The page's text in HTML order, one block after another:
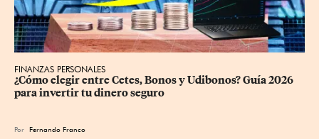
FINANZAS PERSONALES
¿Cómo elegir entre Cetes, Bonos y Udibonos? Guía 2026
para invertir tu dinero seguro
Por Fernando Franco